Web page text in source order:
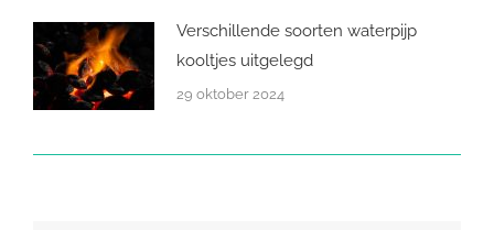
Verschillende soorten waterpijp
kooltjes uitgelegd
29 oktober 2024